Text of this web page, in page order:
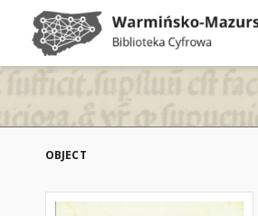
OBJECT